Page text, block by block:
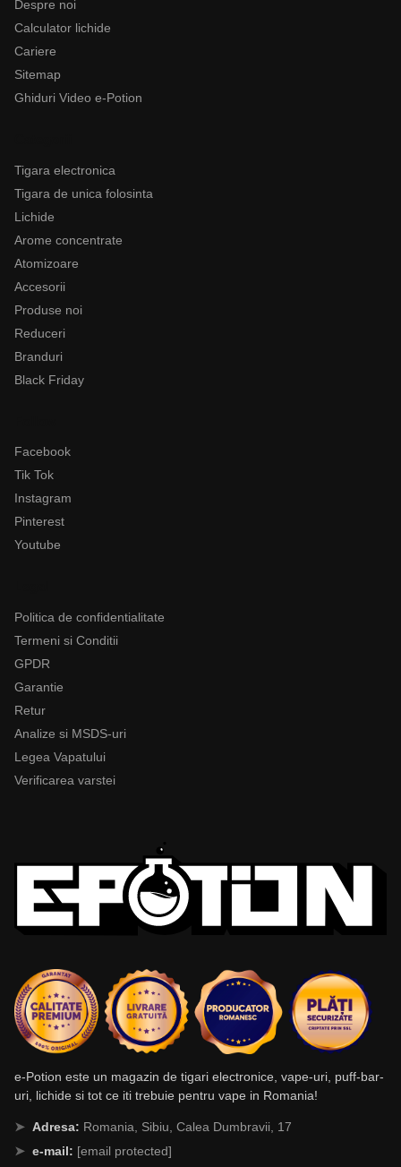
Despre noi
Calculator lichide
Cariere
Sitemap
Ghiduri Video e-Potion
Tigara electronica
Tigara de unica folosinta
Lichide
Arome concentrate
Atomizoare
Accesorii
Produse noi
Reduceri
Branduri
Black Friday
Facebook
Tik Tok
Instagram
Pinterest
Youtube
Politica de confidentialitate
Termeni si Conditii
GPDR
Garantie
Retur
Analize si MSDS-uri
Legea Vapatului
Verificarea varstei
e-Potion este un magazin de tigari electronice, vape-uri, puff-bar-
uri, lichide si tot ce iti trebuie pentru vape in Romania!
Adresa: Romania, Sibiu, Calea Dumbravii, 17
e-mail: [email protected]